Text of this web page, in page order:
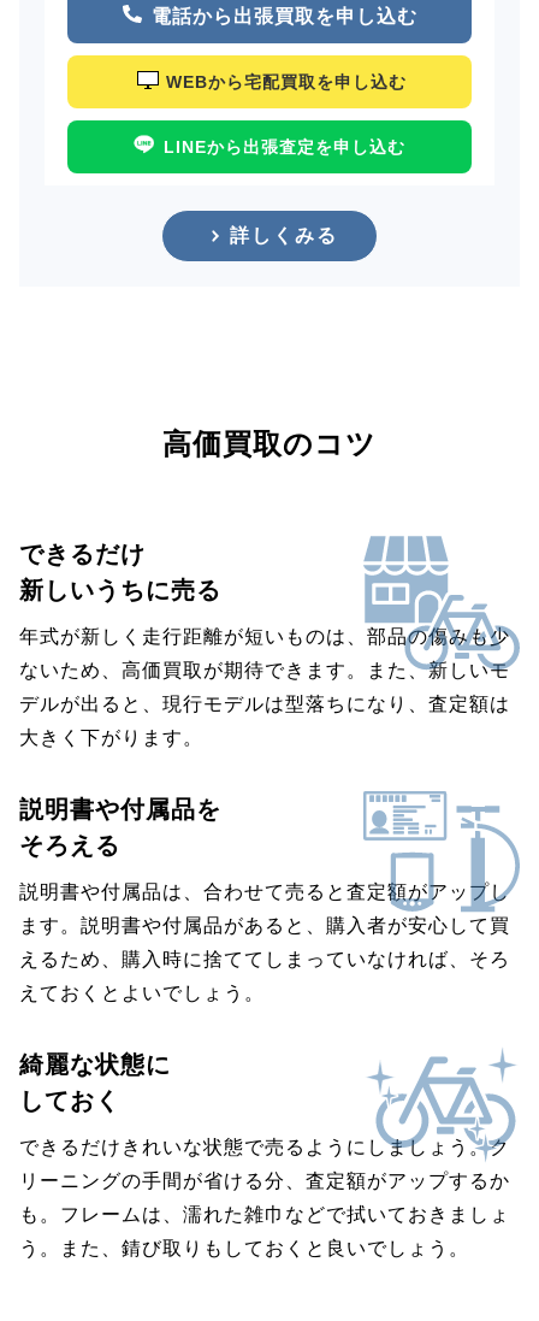
電話から出張買取を申し込む
WEBから宅配買取を申し込む
LINEから出張査定を申し込む
詳しくみる
高価買取のコツ
できるだけ
新しいうちに売る
年式が新しく走行距離が短いものは、部品の傷みも少
ないため、高価買取が期待できます。また、新しいモ
デルが出ると、現行モデルは型落ちになり、査定額は
大きく下がります。
説明書や付属品を
そろえる
説明書や付属品は、合わせて売ると査定額がアップし
ます。説明書や付属品があると、購入者が安心して買
えるため、購入時に捨ててしまっていなければ、そろ
えておくとよいでしょう。
綺麗な状態に
しておく
できるだけきれいな状態で売るようにしましょう。ク
リーニングの手間が省ける分、査定額がアップするか
も。フレームは、濡れた雑巾などで拭いておきましょ
う。また、錆び取りもしておくと良いでしょう。